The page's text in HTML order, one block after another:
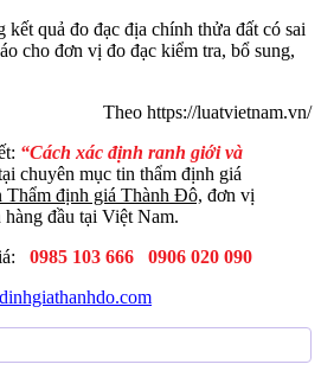
quả đo đạc địa chính thửa đất có sai
cho đơn vị đo đạc kiểm tra, bổ sung,
Theo https://luatvietnam.vn/
“Cách xác định ranh giới và
chuyên mục tin thẩm định giá
Thẩm định giá Thành Đô, đơn vị
hàng đầu tại Việt Nam.
0985 103 666
0906 020 090